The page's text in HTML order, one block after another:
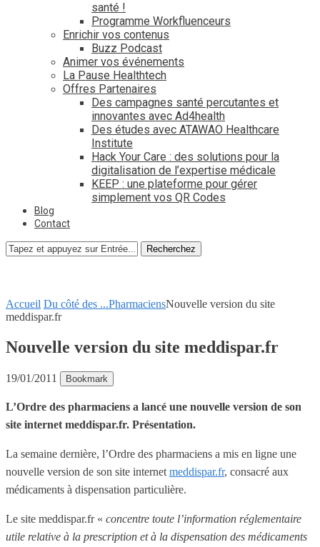
santé !
Programme Workfluenceurs
Enrichir vos contenus
Buzz Podcast
Animer vos événements
La Pause Healthtech
Offres Partenaires
Des campagnes santé percutantes et
innovantes avec Ad4health
Des études avec ATAWAO Healthcare
Institute
Hack Your Care : des solutions pour la
digitalisation de l’expertise médicale
KEEP : une plateforme pour gérer
simplement vos QR Codes
Blog
Contact
Recherchez
Accueil Du côté des ...PharmaciensNouvelle version du site
meddispar.fr
Nouvelle version du site meddispar.fr
19/01/2011 Bookmark
L’Ordre des pharmaciens a lancé une nouvelle version de son
site internet meddispar.fr. Présentation.
La semaine dernière, l’Ordre des pharmaciens a mis en ligne une
nouvelle version de son site internet meddispar.fr, consacré aux
médicaments à dispensation particulière.
Le site meddispar.fr « concentre toute l’information réglementaire
utile relative à la prescription et à la dispensation des médicaments